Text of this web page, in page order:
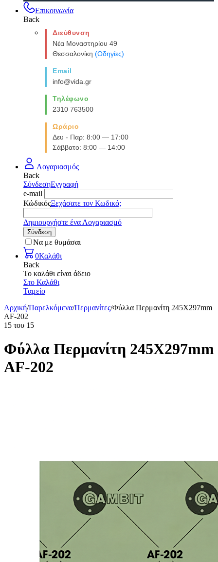
Επικοινωνία
Back
Διεύθυνση
Νέα Μοναστηρίου 49
Θεσσαλονίκη (Οδηγίες)
Email
info@vida.gr
Τηλέφωνο
2310 763500
Ωράριο
Δευ - Παρ: 8:00 — 17:00
Σάββατο: 8:00 — 14:00
Λογαριασμός
Back
ΣύνδεσηΕγγραφή
e-mail
ΚώδικόςΞεχάσατε τον Κωδικό;
Δημιουργήστε ένα Λογαριασμό
Σύνδεση
Να με θυμάσαι
0Καλάθι
Back
Το καλάθι είναι άδειο
Στο Καλάθι
Ταμείο
Αρχική/Παρελκόμενα/Περμανίτες/Φύλλα Περμανίτη 245X297mm
AF-202
15 του 15
Φύλλα Περμανίτη 245X297mm
AF-202